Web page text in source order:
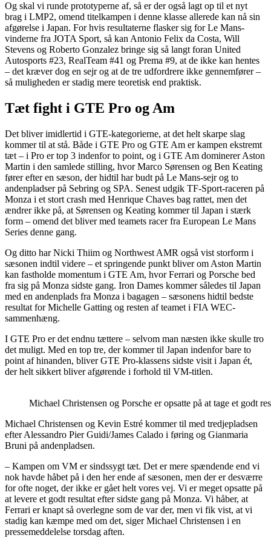
Og skal vi runde prototyperne af, så er der også lagt op til et nyt
brag i LMP2, omend titelkampen i denne klasse allerede kan nå sin
afgørelse i Japan. For hvis resultaterne flasker sig for Le Mans-
vinderne fra JOTA Sport, så kan Antonio Felix da Costa, Will
Stevens og Roberto Gonzalez bringe sig så langt foran United
Autosports #23, RealTeam #41 og Prema #9, at de ikke kan hentes
– det kræver dog en sejr og at de tre udfordrere ikke gennemfører –
så muligheden er stadig mere teoretisk end praktisk.
Tæt fight i GTE Pro og Am
Det bliver imidlertid i GTE-kategorierne, at det helt skarpe slag
kommer til at stå. Både i GTE Pro og GTE Am er kampen ekstremt
tæt – i Pro er top 3 indenfor to point, og i GTE Am dominerer Aston
Martin i den samlede stilling, hvor Marco Sørensen og Ben Keating
fører efter en sæson, der hidtil har budt på Le Mans-sejr og to
andenpladser på Sebring og SPA. Senest udgik TF-Sport-raceren på
Monza i et stort crash med Henrique Chaves bag rattet, men det
ændrer ikke på, at Sørensen og Keating kommer til Japan i stærk
form – omend det bliver med teamets racer fra European Le Mans
Series denne gang.
Og ditto har Nicki Thiim og Northwest AMR også vist storform i
sæsonen indtil videre – et springende punkt bliver om Aston Martin
kan fastholde momentum i GTE Am, hvor Ferrari og Porsche bed
fra sig på Monza sidste gang. Iron Dames kommer således til Japan
med en andenplads fra Monza i bagagen – sæsonens hidtil bedste
resultat for Michelle Gatting og resten af teamet i FIA WEC-
sammenhæng.
I GTE Pro er det endnu tættere – selvom man næsten ikke skulle tro
det muligt. Med en top tre, der kommer til Japan indenfor bare to
point af hinanden, bliver GTE Pro-klassens sidste visit i Japan ét,
der helt sikkert bliver afgørende i forhold til VM-titlen.
Michael Christensen og Porsche er opsatte på at tage et godt
Michael Christensen og Kevin Estré kommer til med tredjepladsen
efter Alessandro Pier Guidi/James Calado i føring og Gianmaria
Bruni på andenpladsen.
– Kampen om VM er sindssygt tæt. Det er mere spændende end vi
nok havde håbet på i den her ende af sæsonen, men der er desværre
for ofte noget, der ikke er gået helt vores vej. Vi er meget opsatte på
at levere et godt resultat efter sidste gang på Monza. Vi håber, at
Ferrari er knapt så overlegne som de var der, men vi fik vist, at vi
stadig kan kæmpe med om det, siger Michael Christensen i en
pressemeddelelse torsdag aften.